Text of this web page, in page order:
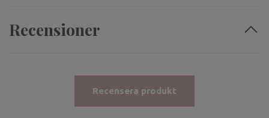
Recensioner
Recensera produkt